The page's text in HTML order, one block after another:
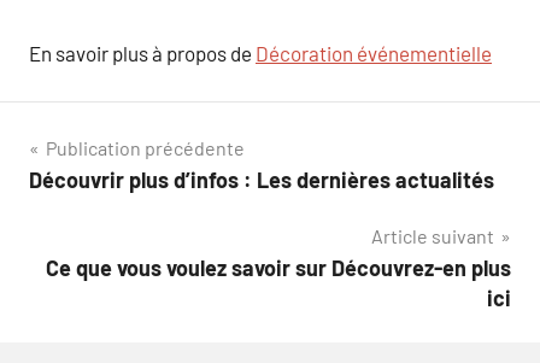
En savoir plus à propos de Décoration événementielle
Navigation
de
Publication précédente
Découvrir plus d’infos : Les dernières actualités
Article suivant
Ce que vous voulez savoir sur Découvrez-en plus
ici